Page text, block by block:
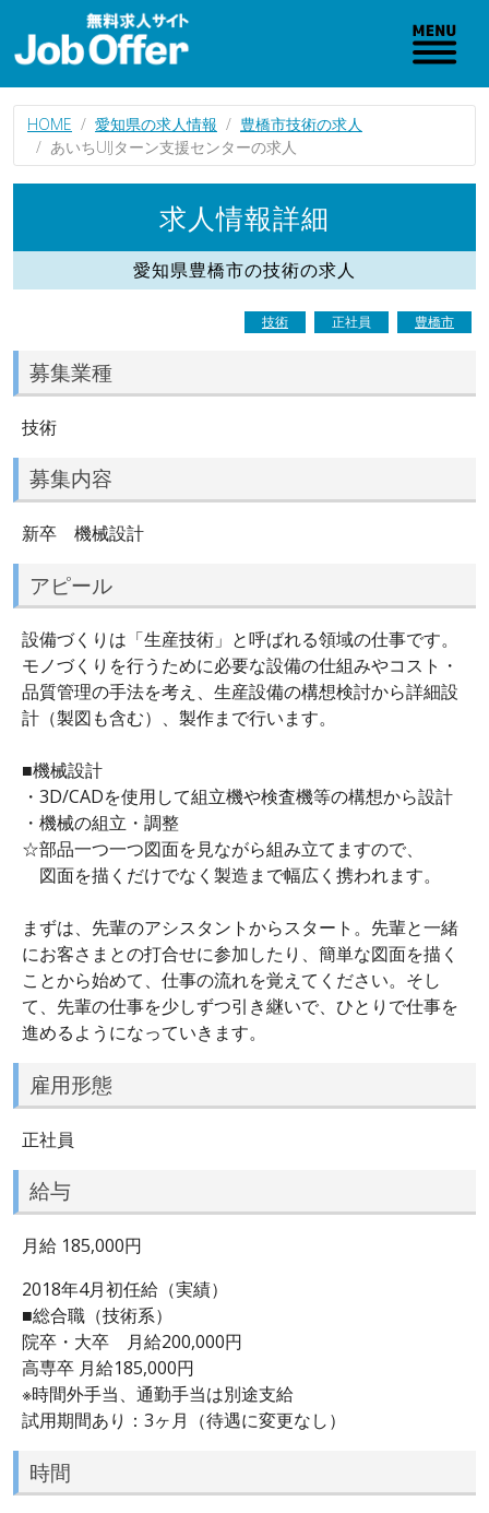
HOME 愛知県の求人情報
豊橋市技術の求人
あいちUIJターン支援センターの求人
求人情報詳細
愛知県豊橋市の技術の求人
技術 正社員 豊橋市
募集業種
技術
募集内容
新卒 機械設計
アピール
設備づくりは「生産技術」と呼ばれる領域の仕事です。
モノづくりを行うために必要な設備の仕組みやコスト・
品質管理の手法を考え、生産設備の構想検討から詳細設
計（製図も含む）、製作まで行います。
■機械設計
・3D/CADを使用して組立機や検査機等の構想から設計
・機械の組立・調整
☆部品一つ一つ図面を見ながら組み立てますので、
図面を描くだけでなく製造まで幅広く携われます。
まずは、先輩のアシスタントからスタート。先輩と一緒
にお客さまとの打合せに参加したり、簡単な図面を描く
ことから始めて、仕事の流れを覚えてください。そし
て、先輩の仕事を少しずつ引き継いで、ひとりで仕事を
進めるようになっていきます。
雇用形態
正社員
給与
月給 185,000円
2018年4月初任給（実績）
■総合職（技術系）
院卒・大卒 月給200,000円
高専卒 月給185,000円
※時間外手当、通勤手当は別途支給
試用期間あり：3ヶ月（待遇に変更なし）
時間